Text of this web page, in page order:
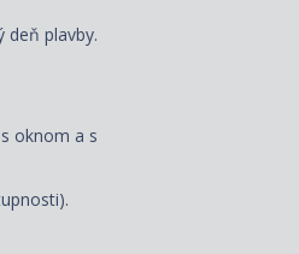
deň plavby.
oknom a s